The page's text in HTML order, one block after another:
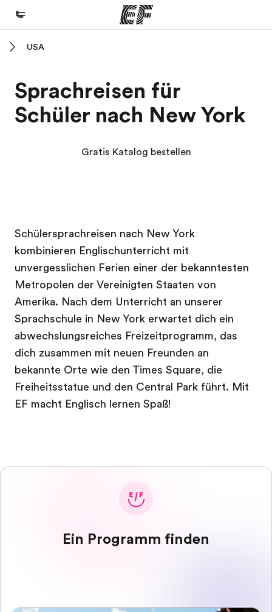
Programme
Alle Programme ansehen
Karriere
Teil des Teams werden
USA
Sprachreisen für
Schüler nach New York
Gratis Katalog bestellen
Schülersprachreisen nach New York
kombinieren Englischunterricht mit
unvergesslichen Ferien einer der bekanntesten
Metropolen der Vereinigten Staaten von
Amerika. Nach dem Unterricht an unserer
Sprachschule in New York erwartet dich ein
abwechslungsreiches Freizeitprogramm, das
dich zusammen mit neuen Freunden an
bekannte Orte wie den Times Square, die
Freiheitsstatue und den Central Park führt. Mit
EF macht Englisch lernen Spaß!
Ein Programm finden